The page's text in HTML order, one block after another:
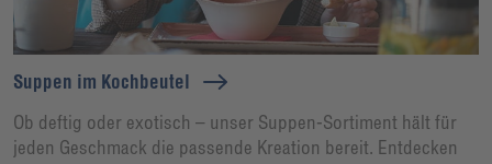
Suppen im Kochbeutel
Ob deftig oder exotisch – unser Suppen-Sortiment hält für
jeden Geschmack die passende Kreation bereit. Entdecken